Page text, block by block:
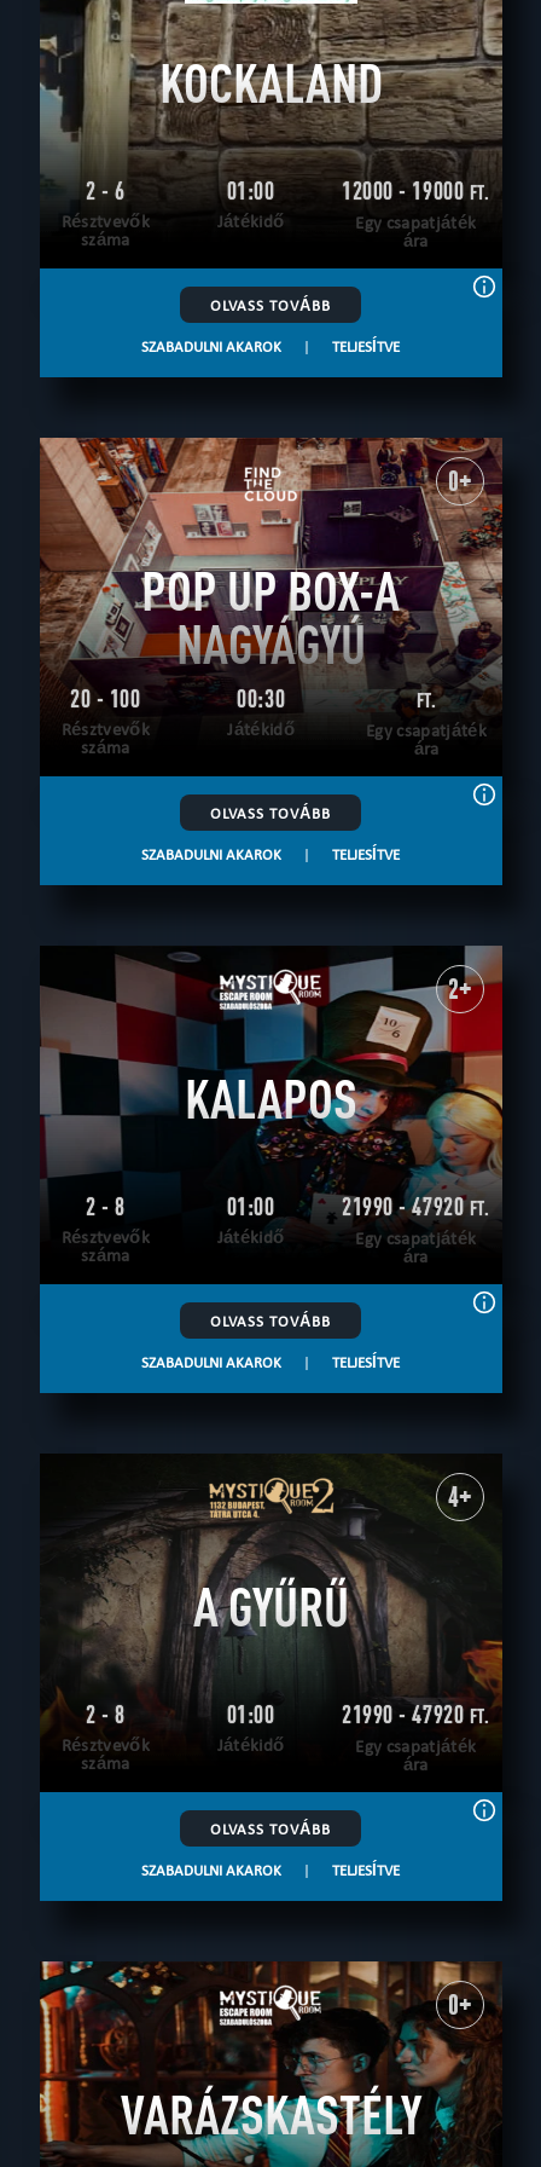
KOCKALAND
2 - 6
Résztvevők
száma
01:00
Játékidő
12000 - 19000 FT.
Egy csapatjáték
ára
OLVASS TOVÁBB
SZABADULNI AKAROK | TELJESÍTVE
0+
POP UP BOX-A
NAGYÁGYÚ
20 - 100
Résztvevők
száma
00:30
Játékidő
FT.
Egy csapatjáték
ára
OLVASS TOVÁBB
SZABADULNI AKAROK | TELJESÍTVE
2+
KALAPOS
2 - 8
Résztvevők
száma
01:00
Játékidő
21990 - 47920FT.
Egy csapatjáték
ára
OLVASS TOVÁBB
SZABADULNI AKAROK | TELJESÍTVE
4+
A GYŰRŰ
2 - 8
Résztvevők
száma
01:00
Játékidő
21990 - 47920FT.
Egy csapatjáték
ára
OLVASS TOVÁBB
SZABADULNI AKAROK | TELJESÍTVE
0+
VARÁZSKASTÉLY